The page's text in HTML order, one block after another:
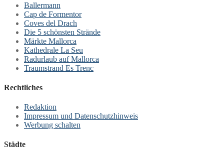
Ballermann
Cap de Formentor
Coves del Drach
Die 5 schönsten Strände
Märkte Mallorca
Kathedrale La Seu
Radurlaub auf Mallorca
Traumstrand Es Trenc
Rechtliches
Redaktion
Impressum und Datenschutzhinweis
Werbung schalten
Städte